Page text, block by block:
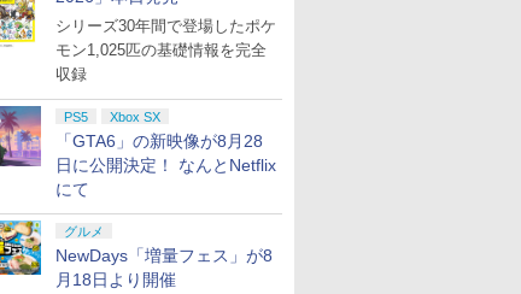
シリーズ30年間で登場したポケ
モン1,025匹の基礎情報を完全
収録
PS5 Xbox SX
「GTA6」の新映像が8月28
日に公開決定！ なんとNetflix
にて
グルメ
NewDays「増量フェス」が8
月18日より開催